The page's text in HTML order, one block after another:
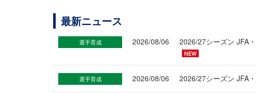
最新ニュース
選手育成 2026/08/06 2026/27シーズン JFA
選手育成 2026/08/06 2026/27シーズン JFA